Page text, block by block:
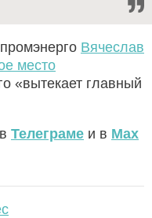
Вячеслав
место
«вытекает главный
Телеграме и в Max